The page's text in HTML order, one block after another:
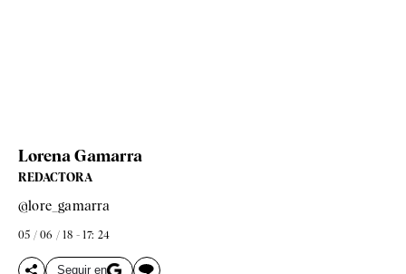
Lorena Gamarra
REDACTORA
@lore_gamarra
05 / 06 / 18 - 17: 24
Seguir en